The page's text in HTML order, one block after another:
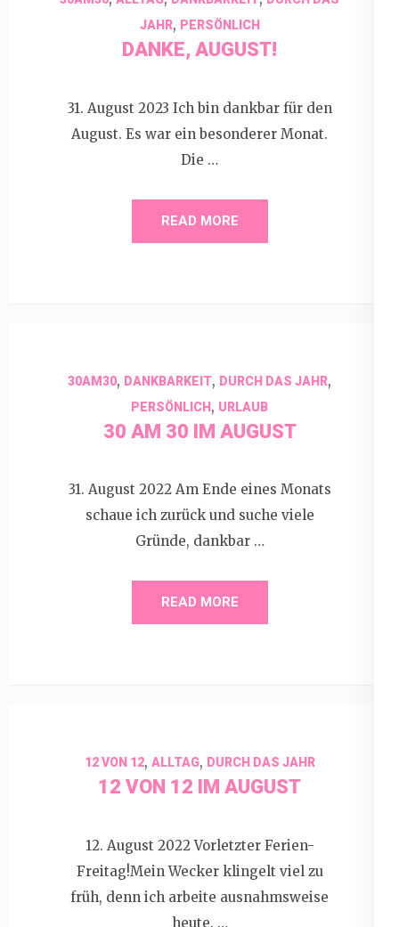
JAHR, PERSÖNLICH
DANKE, AUGUST!
31. August 2023 Ich bin dankbar für den
August. Es war ein besonderer Monat.
Die …
READ MORE
30AM30, DANKBARKEIT, DURCH DAS JAHR,
PERSÖNLICH, URLAUB
30 AM 30 IM AUGUST
31. August 2022 Am Ende eines Monats
schaue ich zurück und suche viele
Gründe, dankbar …
READ MORE
12 VON 12, ALLTAG, DURCH DAS JAHR
12 VON 12 IM AUGUST
12. August 2022 Vorletzter Ferien-
Freitag!Mein Wecker klingelt viel zu
früh, denn ich arbeite ausnahmsweise
heute. …